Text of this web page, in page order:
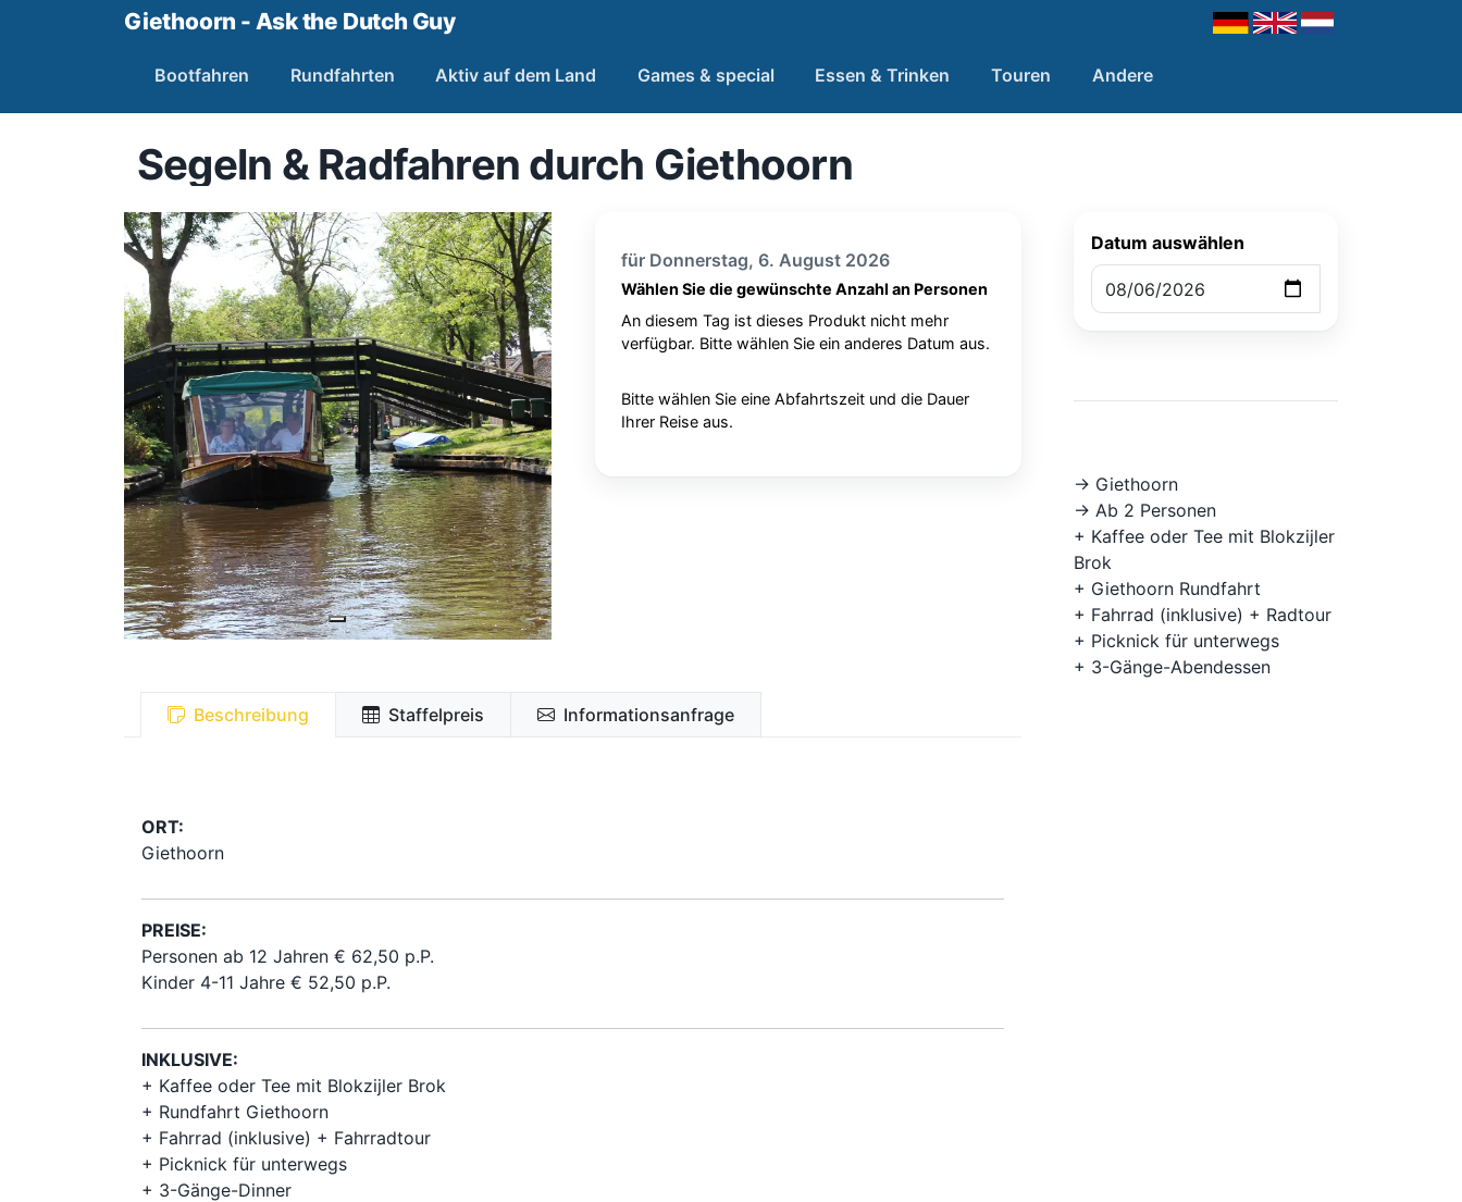
Giethoorn - Ask the Dutch Guy
Bootfahren Rundfahrten Aktiv auf dem Land Games & special Essen & Trinken Touren Andere
Segeln & Radfahren durch Giethoorn
für Donnerstag, 6. August 2026
Wählen Sie die gewünschte Anzahl an Personen
An diesem Tag ist dieses Produkt nicht mehr
verfügbar. Bitte wählen Sie ein anderes Datum aus.
Bitte wählen Sie eine Abfahrtszeit und die Dauer
Ihrer Reise aus.
Beschreibung Staffelpreis Informationsanfrage
ORT:
Giethoorn
PREISE:
Personen ab 12 Jahren € 62,50 p.P.
Kinder 4-11 Jahre € 52,50 p.P.
INKLUSIVE:
+ Kaffee oder Tee mit Blokzijler Brok
+ Rundfahrt Giethoorn
+ Fahrrad (inklusive) + Fahrradtour
+ Picknick für unterwegs
+ 3-Gänge-Dinner
Datum auswählen
-> Giethoorn
-> Ab 2 Personen
+ Kaffee oder Tee mit Blokzijler
Brok
+ Giethoorn Rundfahrt
+ Fahrrad (inklusive) + Radtour
+ Picknick für unterwegs
+ 3-Gänge-Abendessen